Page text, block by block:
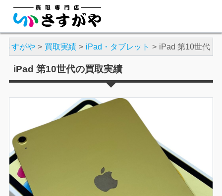
さすがや 買取実績 iPad・タブレット iPad 第10世代
iPad 第10世代の買取実績